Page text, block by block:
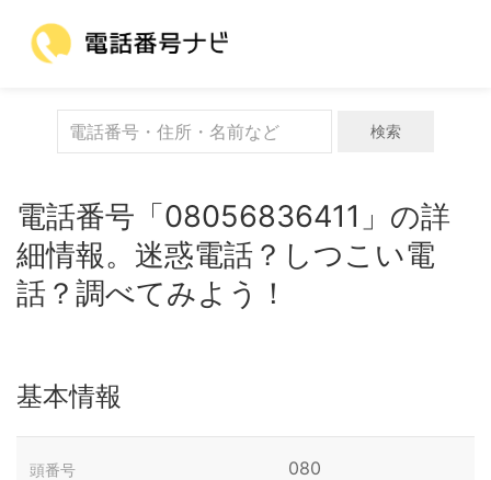
検索
電話番号「08056836411」の詳
細情報。迷惑電話？しつこい電
話？調べてみよう！
基本情報
頭番号 080